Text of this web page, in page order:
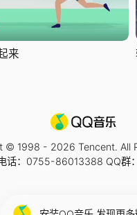
来
© 1998 - 2026 Tencent. All
话：0755-86013388 QQ群